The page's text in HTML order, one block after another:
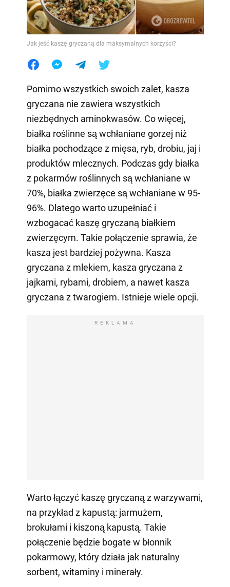
Jak jeść kaszę gryczaną dla maksymalnych korzyści?
Pomimo wszystkich swoich zalet, kasza
gryczana nie zawiera wszystkich
niezbędnych aminokwasów. Co więcej,
białka roślinne są wchłaniane gorzej niż
białka pochodzące z mięsa, ryb, drobiu, jaj i
produktów mlecznych. Podczas gdy białka
z pokarmów roślinnych są wchłaniane w
70%, białka zwierzęce są wchłaniane w 95-
96%. Dlatego warto uzupełniać i
wzbogacać kaszę gryczaną białkiem
zwierzęcym. Takie połączenie sprawia, że
kasza jest bardziej pożywna. Kasza
gryczana z mlekiem, kasza gryczana z
jajkami, rybami, drobiem, a nawet kasza
gryczana z twarogiem. Istnieje wiele opcji.
REKLAMA
Warto łączyć kaszę gryczaną z warzywami,
na przykład z kapustą: jarmużem,
brokułami i kiszoną kapustą. Takie
połączenie będzie bogate w błonnik
pokarmowy, który działa jak naturalny
sorbent, witaminy i minerały.